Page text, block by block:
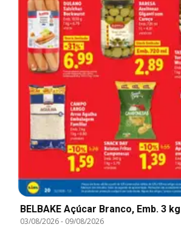
BELBAKE Açúcar Branco, Emb. 3 kg
03/08/2026- 09/08/2026